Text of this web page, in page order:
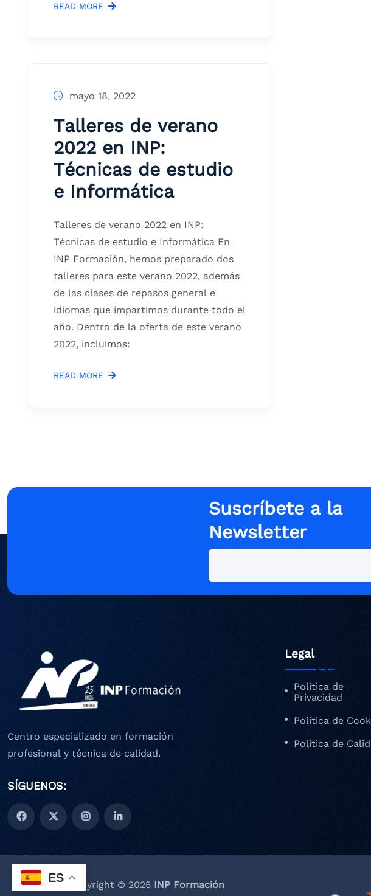
READ MORE
mayo 18, 2022
Talleres de verano
2022 en INP:
Técnicas de estudio
e Informática
Talleres de verano 2022 en INP:
Técnicas de estudio e Informática En
INP Formación, hemos preparado dos
talleres para este verano 2022, además
de las clases de repasos general e
idiomas que impartimos durante todo el
año. Dentro de la oferta de este verano
2022, incluimos:
READ MORE
Suscríbete a la
Newsletter
Centro especializado en formación
profesional y técnica de calidad.
SÍGUENOS:
Legal
Politica de
Privacidad
Política de
Política de
Copyright © 2025 INP Formación
ES